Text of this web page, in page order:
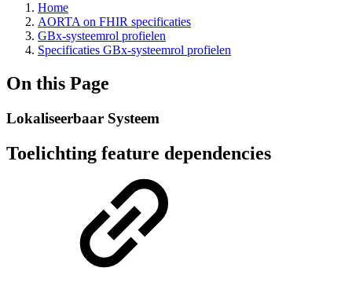
Home
AORTA on FHIR specificaties
GBx-systeemrol profielen
Specificaties GBx-systeemrol profielen
On this Page
Lokaliseerbaar Systeem
Toelichting feature dependencies